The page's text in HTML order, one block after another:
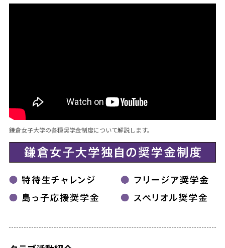
鎌倉女子大学の各種奨学金制度について解説します。